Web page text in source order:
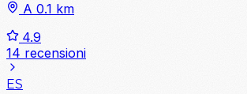
A 0.1 km
4.9
14 recensioni
ES